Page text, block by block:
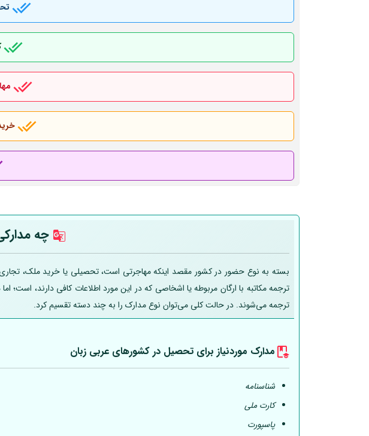
چه
بسته به نوع حضور در کشور مقصد اینکه مهاجرتی است، تحصیلی یا خرید ملک، تجاری
ترجمه مکاتبه با ارگان مربوطه یا اشخاصی که در این مورد اطلاعات کافی دارند،
ترجمه می‌شوند. در حالت کلی می‌توان نوع مدارک را به چند دسته تقسیم کرد.
مدارک موردنیاز برای تحصیل در کشورهای عربی زبان
شناسنامه
کارت ملی
پاسپورت